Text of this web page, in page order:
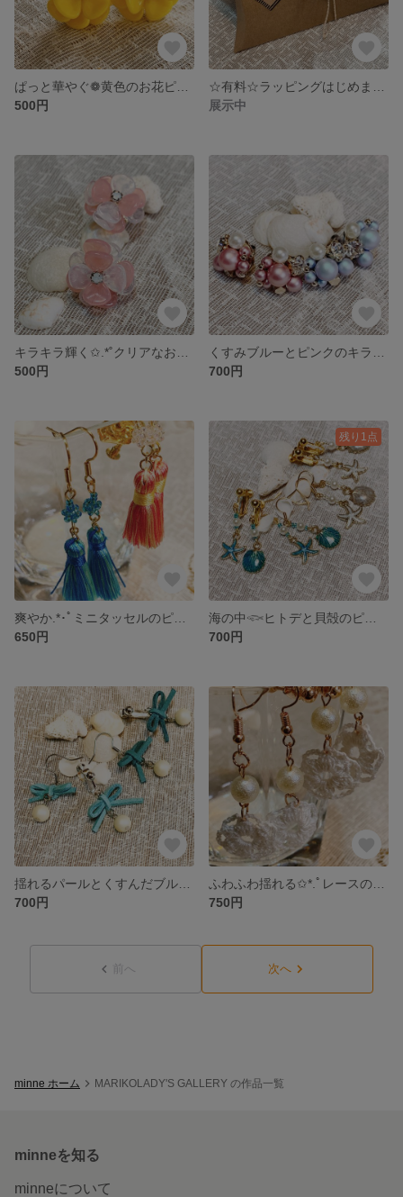
500円
展示中
500円
700円
650円
残り1点
700円
700円
750円
前へ 次へ
minne ホーム MARIKOLADY'S GALLERY の作品一覧
minneを知る
minneについて